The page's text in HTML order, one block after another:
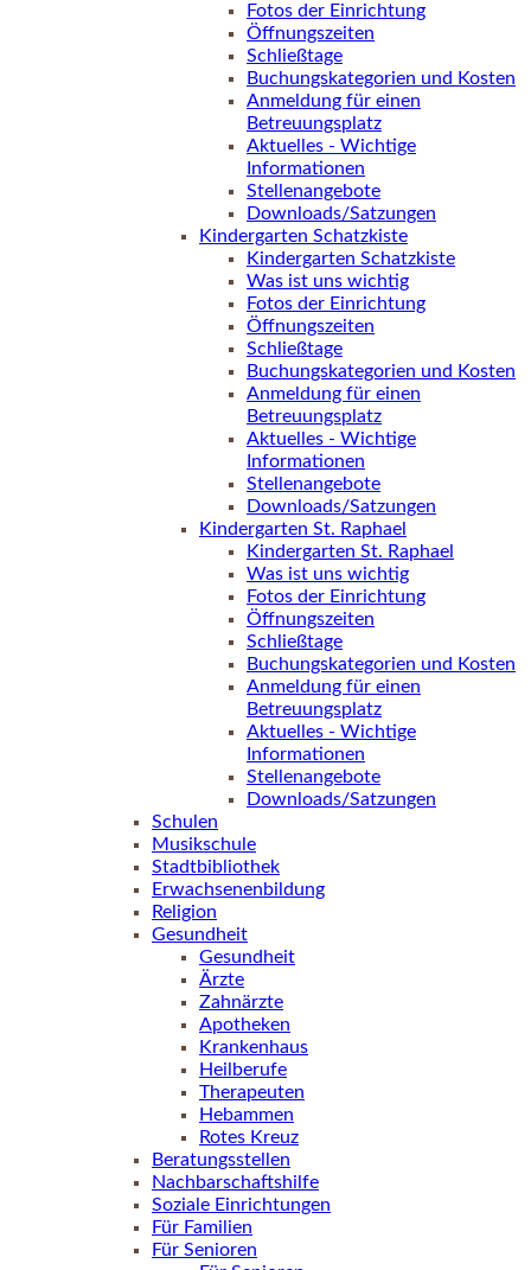
Fotos der Einrichtung
Öffnungszeiten
Schließtage
Buchungskategorien und Kosten
Anmeldung für einen
Betreuungsplatz
Aktuelles - Wichtige
Informationen
Stellenangebote
Downloads/Satzungen
Kindergarten Schatzkiste
Kindergarten Schatzkiste
Was ist uns wichtig
Fotos der Einrichtung
Öffnungszeiten
Schließtage
Buchungskategorien und Kosten
Anmeldung für einen
Betreuungsplatz
Aktuelles - Wichtige
Informationen
Stellenangebote
Downloads/Satzungen
Kindergarten St. Raphael
Kindergarten St. Raphael
Was ist uns wichtig
Fotos der Einrichtung
Öffnungszeiten
Schließtage
Buchungskategorien und Kosten
Anmeldung für einen
Betreuungsplatz
Aktuelles - Wichtige
Informationen
Stellenangebote
Downloads/Satzungen
Schulen
Musikschule
Stadtbibliothek
Erwachsenenbildung
Religion
Gesundheit
Gesundheit
Ärzte
Zahnärzte
Apotheken
Krankenhaus
Heilberufe
Therapeuten
Hebammen
Rotes Kreuz
Beratungsstellen
Nachbarschaftshilfe
Soziale Einrichtungen
Für Familien
Für Senioren